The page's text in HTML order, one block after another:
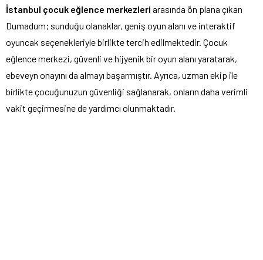
İstanbul çocuk eğlence merkezleri arasında ön plana çıkan
Dumadum; sunduğu olanaklar, geniş oyun alanı ve interaktif
oyuncak seçenekleriyle birlikte tercih edilmektedir. Çocuk
eğlence merkezi, güvenli ve hijyenik bir oyun alanı yaratarak,
ebeveyn onayını da almayı başarmıştır. Ayrıca, uzman ekip ile
birlikte çocuğunuzun güvenliği sağlanarak, onların daha verimli
vakit geçirmesine de yardımcı olunmaktadır.